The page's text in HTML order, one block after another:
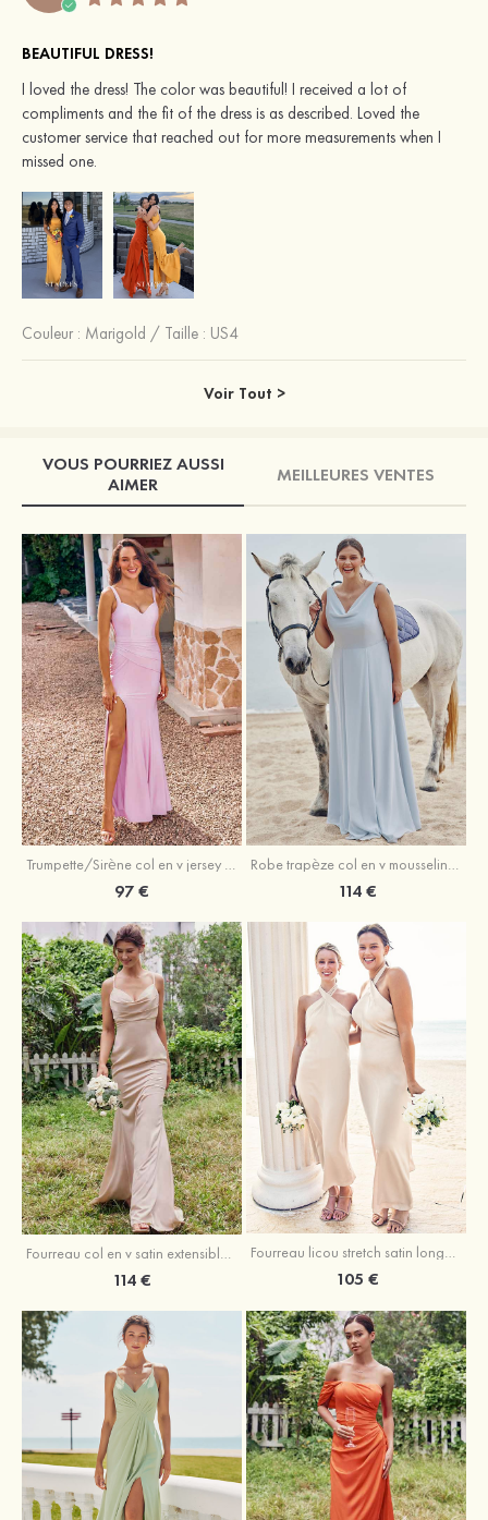
BEAUTIFUL DRESS!
I loved the dress! The color was beautiful! I received a lot of
compliments and the fit of the dress is as described. Loved the
customer service that reached out for more measurements when I
missed one.
Couleur : Marigold / Taille : US4
Voir Tout >
VOUS POURRIEZ AUSSI
AIMER
MEILLEURES VENTES
Trumpette/Sirène col en v jersey ras du sol robe de demoiselle d'honneur
97 €
Robe trapèze col en v mousseline ras du sol robe de demoiselle d'honneur
114 €
Fourreau col en v satin extensible ras du sol robe de demoiselle d'honneur
114 €
Fourreau licou stretch satin longueur cheville robe de demoiselle d'honneur
105 €